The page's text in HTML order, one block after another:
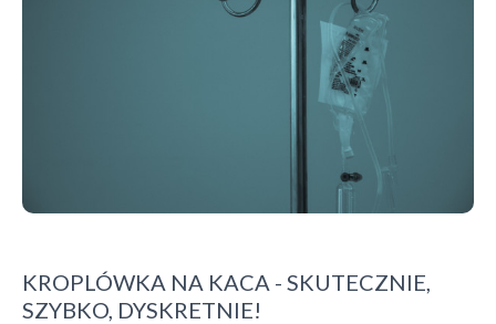
KROPLÓWKA NA KACA - SKUTECZNIE,
SZYBKO, DYSKRETNIE!